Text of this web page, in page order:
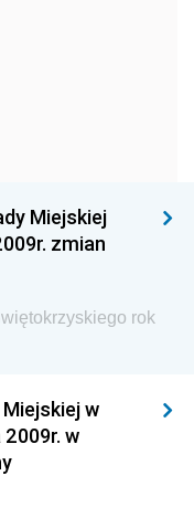
i Dziedzictwa
i Polityki
Cywilnego
i
i Opieki
Miejskiej
zmian
rok
w
w